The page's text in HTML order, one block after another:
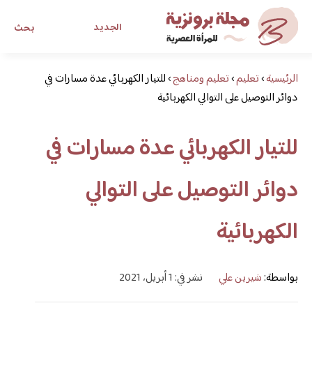
بحث الجديد
مجلة برونزية للفتاة العصريةالرئيسية›تعليم›تعليم ومناهج›للتيار الكهربائي عدة مسارات في
دوائر التوصيل على التوالي الكهربائية
للتيار الكهربائي عدة مسارات في
دوائر التوصيل على التوالي
الكهربائية
بواسطة:شيرين علي نشر في: 1 أبريل، 2021